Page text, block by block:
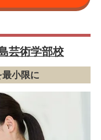
芸術学部校
小限に